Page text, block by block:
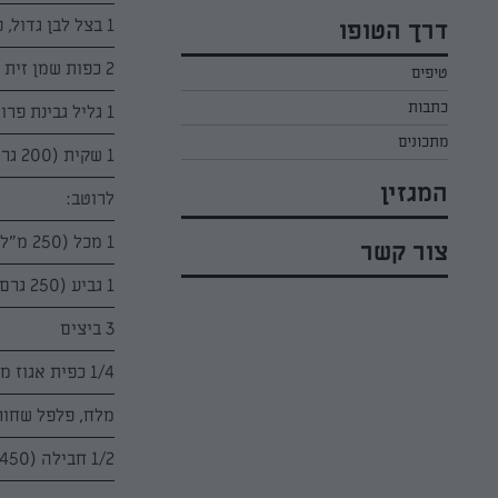
סלטים לפסח
עוגיות לפסח
קארין בנולול
מירי כהן
רובי מיכאל
דרך הטופו
טיפים
כתבות
מתכונים
המגזין
צור קשר
1 בצל לבן גדול, פרוס
2 כפות שמן זית
1 גליל גבינת פרומעז תנובה, פרוס
1 שקית (200 גרם) פתיתי עמק
לרוטב:
1 מכל (250 מ"ל) שמנת להקצפה השף הלבן 38%
1 גביע (250 גרם) גבינה לבנה תנובה 5% או 1 גביע שמנת חמוצה ב"טעם של פעם" תנובה
3 ביצים
1/4 כפית אגוז מוסקט טחון
מלח, פלפל
1/2 חבילה (450 גרם) בצק פריך למאפים מלוחים של מעדנות, מופשר על פי הוראות יצרן